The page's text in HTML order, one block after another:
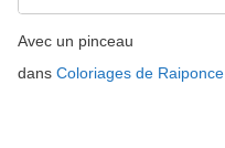
Avec un pinceau
dans Coloriages de Raiponce